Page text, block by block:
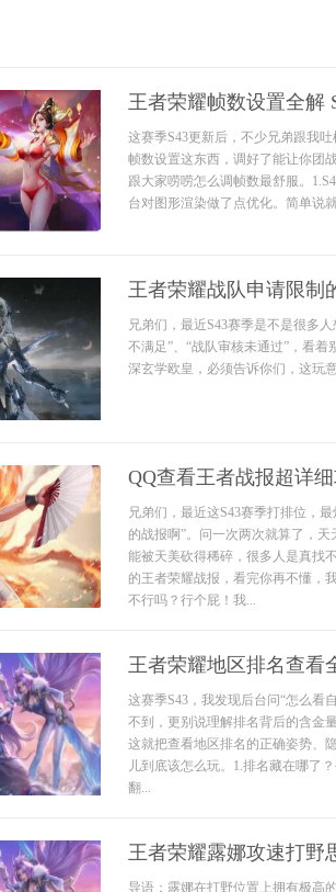
王者荣耀帧数设置全解
这赛季S43更新后，不少兄弟跟我
帧数设置这东西，调好了能让你团
跟大家唠唠怎么调帧数最舒服。
台对图形渲染做了点优化。简单说
王者荣耀战队申请限制
兄弟们，最近S43赛季是不是很多
不满足”、“战队审核未通过”，看
深玄学欧皇，必须告诉你们，这玩
QQ查看王者战报超详
兄弟们，最近这S43赛季打排位，
的战报啊”。问一次两次就算了，
能被天美砍得稀碎，很多人是真找
的王者荣耀战报，看完你再不懂，
不行吗？行个屁！我...
王者荣耀地区排名查看
这赛季S43，我发现后台问“怎么看
不到，更别说理解排名背后的含金
这就把查看地区排名的正确姿势、
儿到底该怎么玩。1.排名藏在哪了
翻...
王者荣耀露娜攻速打野
导语：露娜在打野位置上拥有极高